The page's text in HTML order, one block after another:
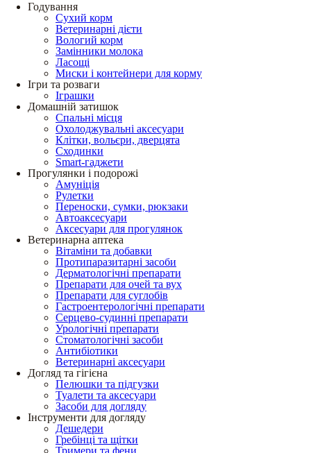
Годування
Сухий корм
Ветеринарні дієти
Вологий корм
Замінники молока
Ласощі
Миски і контейнери для корму
Ігри та розваги
Іграшки
Домашній затишок
Спальні місця
Охолоджувальні аксесуари
Клітки, вольєри, дверцята
Сходинки
Smart-гаджети
Прогулянки і подорожі
Амуніція
Рулетки
Переноски, сумки, рюкзаки
Автоаксесуари
Аксесуари для прогулянок
Ветеринарна аптека
Вітаміни та добавки
Протипаразитарні засоби
Дерматологічні препарати
Препарати для очей та вух
Препарати для суглобів
Гастроентерологічні препарати
Серцево-судинні препарати
Урологічні препарати
Стоматологічні засоби
Антибіотики
Ветеринарні аксесуари
Догляд та гігієна
Пелюшки та підгузки
Туалети та аксесуари
Засоби для догляду
Інструменти для догляду
Дешедери
Гребінці та щітки
Тримери та фени